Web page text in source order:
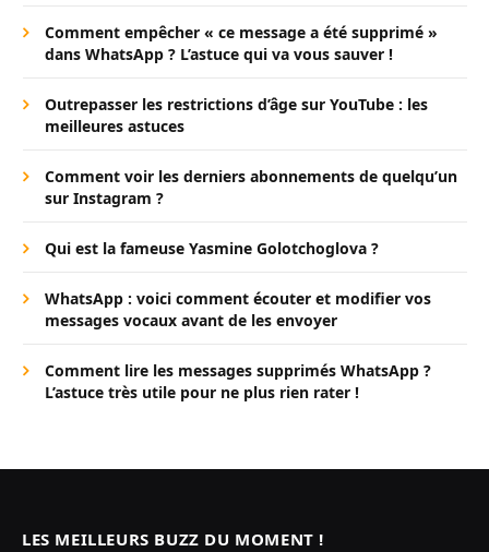
Comment empêcher « ce message a été supprimé »
dans WhatsApp ? L’astuce qui va vous sauver !
Outrepasser les restrictions d’âge sur YouTube : les
meilleures astuces
Comment voir les derniers abonnements de quelqu’un
sur Instagram ?
Qui est la fameuse Yasmine Golotchoglova ?
WhatsApp : voici comment écouter et modifier vos
messages vocaux avant de les envoyer
Comment lire les messages supprimés WhatsApp ?
L’astuce très utile pour ne plus rien rater !
LES MEILLEURS BUZZ DU MOMENT !